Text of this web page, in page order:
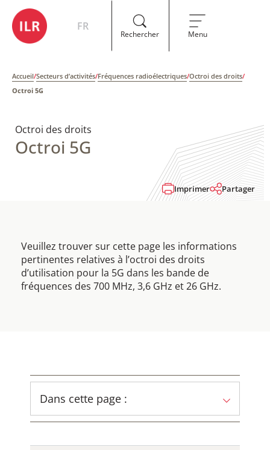
FR
Rechercher Menu
Accueil/Secteurs d’activités/Fréquences radioélectriques/Octroi des droits/
Octroi 5G
Octroi des droits
Octroi 5G
Imprimer Partager
Veuillez trouver sur cette page les informations
pertinentes relatives à l’octroi des droits
d’utilisation pour la 5G dans les bande de
fréquences des 700 MHz, 3,6 GHz et 26 GHz.
Dans cette page :